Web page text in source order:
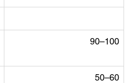
90–100
50–60